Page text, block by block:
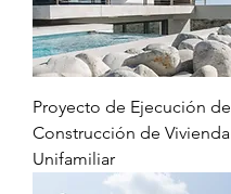
Proyecto de Ejecución de
Construcción de Vivienda
Unifamiliar